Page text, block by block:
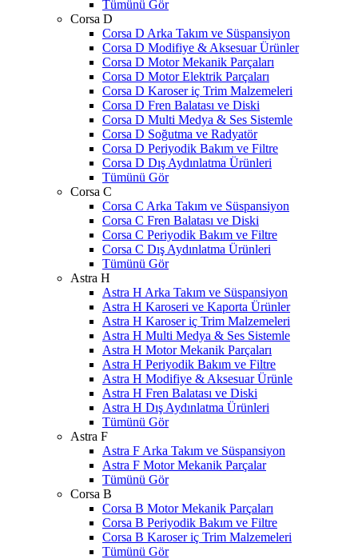
Tümünü Gör
Corsa D
Corsa D Arka Takım ve Süspansiyon
Corsa D Modifiye & Aksesuar Ürünler
Corsa D Motor Mekanik Parçaları
Corsa D Motor Elektrik Parçaları
Corsa D Karoser iç Trim Malzemeleri
Corsa D Fren Balatası ve Diski
Corsa D Multi Medya & Ses Sistemle
Corsa D Soğutma ve Radyatör
Corsa D Periyodik Bakım ve Filtre
Corsa D Dış Aydınlatma Ürünleri
Tümünü Gör
Corsa C
Corsa C Arka Takım ve Süspansiyon
Corsa C Fren Balatası ve Diski
Corsa C Periyodik Bakım ve Filtre
Corsa C Dış Aydınlatma Ürünleri
Tümünü Gör
Astra H
Astra H Arka Takım ve Süspansiyon
Astra H Karoseri ve Kaporta Ürünler
Astra H Karoser iç Trim Malzemeleri
Astra H Multi Medya & Ses Sistemle
Astra H Motor Mekanik Parçaları
Astra H Periyodik Bakım ve Filtre
Astra H Modifiye & Aksesuar Ürünle
Astra H Fren Balatası ve Diski
Astra H Dış Aydınlatma Ürünleri
Tümünü Gör
Astra F
Astra F Arka Takım ve Süspansiyon
Astra F Motor Mekanik Parçalar
Tümünü Gör
Corsa B
Corsa B Motor Mekanik Parçaları
Corsa B Periyodik Bakım ve Filtre
Corsa B Karoser iç Trim Malzemeleri
Tümünü Gör